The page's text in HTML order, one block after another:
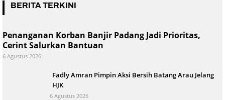
BERITA TERKINI
Penanganan Korban Banjir Padang Jadi Prioritas,
Cerint Salurkan Bantuan
6 Agustus 2026
Fadly Amran Pimpin Aksi Bersih Batang Arau Jelang
HJK
6 Agustus 2026